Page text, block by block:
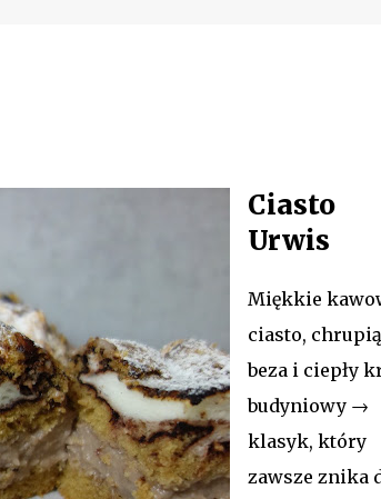
Ciasto
Urwis
Miękkie
ciasto,
beza i ciepły
budyniowy →
klasyk, który
zawsze znika